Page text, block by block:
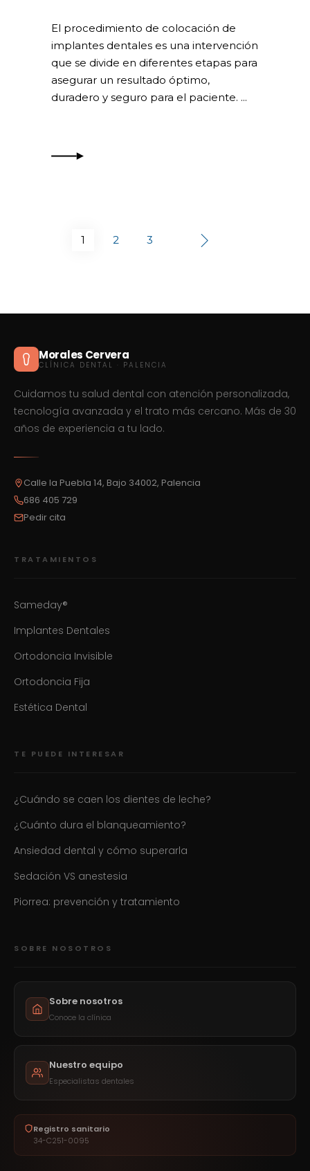
El procedimiento de colocación de
implantes dentales es una intervención
que se divide en diferentes etapas para
asegurar un resultado óptimo,
duradero y seguro para el paciente.
1 2 3
Morales Cervera
CLÍNICA DENTAL · PALENCIA
Cuidamos tu salud dental con atención personalizada,
tecnología avanzada y el trato más cercano. Más de 30
años de experiencia a tu lado.
Calle la Puebla 14, Bajo 34002, Palencia
686 405 729
Pedir cita
TRATAMIENTOS
Sameday®
Implantes Dentales
Ortodoncia Invisible
Ortodoncia Fija
Estética Dental
TE PUEDE INTERESAR
¿Cuándo se caen los dientes de leche?
¿Cuánto dura el blanqueamiento?
Ansiedad dental y cómo superarla
Sedación VS anestesia
Piorrea: prevención y tratamiento
SOBRE NOSOTROS
Sobre nosotros
Conoce la clínica
Nuestro equipo
Especialistas dentales
Registro sanitario
34-C251-0095